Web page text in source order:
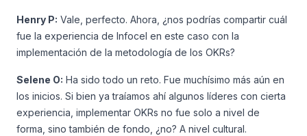
Henry P: Vale, perfecto. Ahora, ¿nos podrías compartir cuál
fue la experiencia de Infocel en este caso con la
implementación de la metodología de los OKRs?
Selene O: Ha sido todo un reto. Fue muchísimo más aún en
los inicios. Si bien ya traíamos ahí algunos líderes con cierta
experiencia, implementar OKRs no fue solo a nivel de
forma, sino también de fondo, ¿no? A nivel cultural.